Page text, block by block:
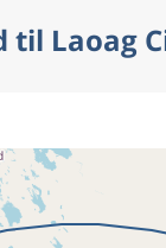
til Laoag